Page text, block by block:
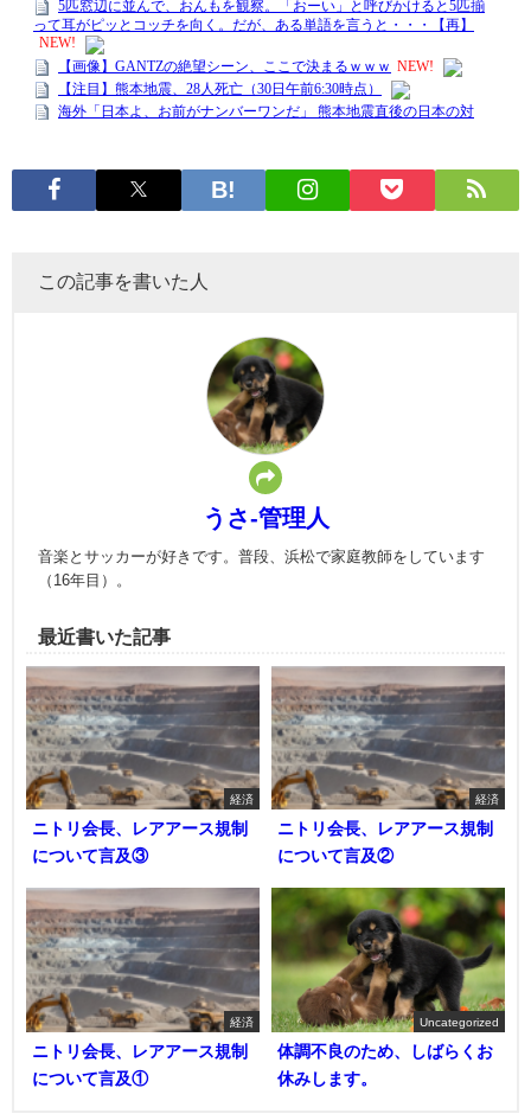
この記事を書いた人
うさ-管理人
音楽とサッカーが好きです。普段、浜松で家庭教師をしています
（16年目）。
最近書いた記事
経済
ニトリ会長、レアアース規制
について言及③
経済
ニトリ会長、レアアース規制
について言及②
経済
ニトリ会長、レアアース規制
について言及①
Uncategorized
体調不良のため、しばらくお
休みします。